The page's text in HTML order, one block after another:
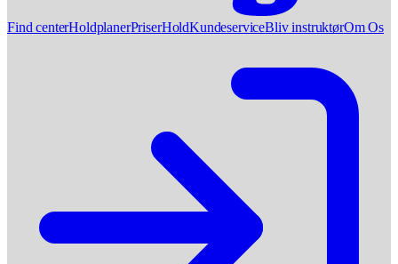
Find centerHoldplanerPriserHoldKundeserviceBliv instruktørOm Os